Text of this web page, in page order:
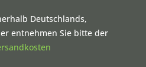
Deutschlands,
entnehmen Sie bitte der